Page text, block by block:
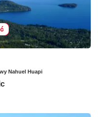
Nahuel Huapi